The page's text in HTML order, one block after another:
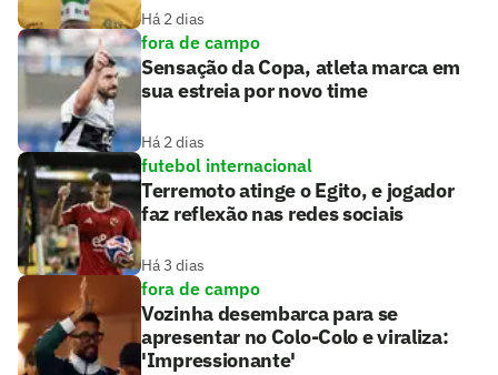
Há 2 dias
fora de campo
Sensação da Copa, atleta marca em
sua estreia por novo time
Há 2 dias
futebol internacional
Terremoto atinge o Egito, e jogador
faz reflexão nas redes sociais
Há 3 dias
fora de campo
Vozinha desembarca para se
apresentar no Colo-Colo e viraliza:
'Impressionante'